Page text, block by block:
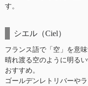
す。
シエル（Ciel）
フランス語で「空」を意味
晴れ渡る空のように明る
おすすめ。
ゴールデンレトリバーや